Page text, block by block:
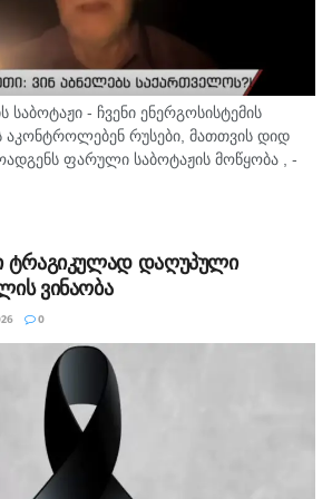
საბოტაჟი - ჩვენი ენერგოსისტემის
რუსები, მათთვის დიდ
ფარული საბოტაჟის მოწყობა , -
გია ხუხაშვილმა „პალიტრანიუსის“
ტრაგიკულად დაღუპული
ვინაობა
0